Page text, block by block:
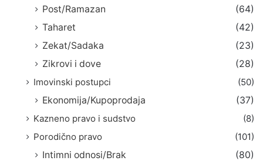
Post/Ramazan
(64)
Taharet
(42)
Zekat/Sadaka
(23)
Zikrovi i dove
(28)
Imovinski postupci
(50)
Ekonomija/Kupoprodaja
(37)
Kazneno pravo i sudstvo
(8)
Porodično pravo
(101)
Intimni odnosi/Brak
(80)